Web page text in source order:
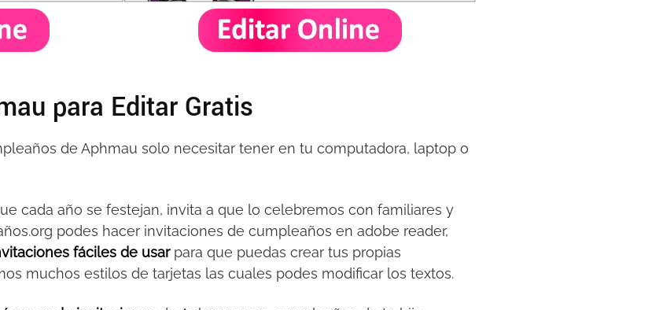
para Editar Gratis
de Aphmau solo necesitar tener en tu computadora, laptop o
cada año se festejan, invita a que lo celebremos con familiares y
podes hacer invitaciones de cumpleaños en adobe reader,
fáciles de usarpara que puedas crear tus propias
muchos estilos de tarjetas las cuales podes modificar los textos.